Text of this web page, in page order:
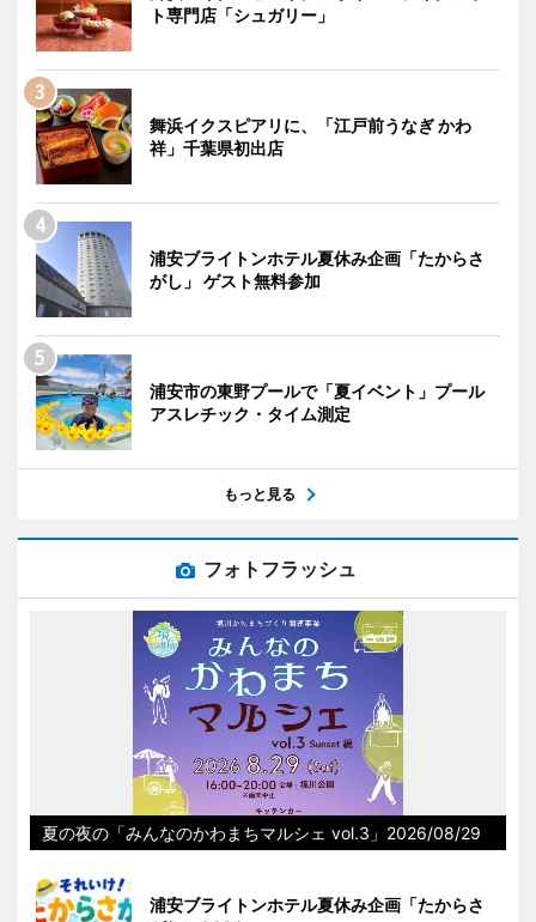
ト専門店「シュガリー」
舞浜イクスピアリに、「江戸前うなぎ かわ
祥」千葉県初出店
浦安ブライトンホテル夏休み企画「たからさ
がし」 ゲスト無料参加
浦安市の東野プールで「夏イベント」プール
アスレチック・タイム測定
もっと見る
フォトフラッシュ
夏の夜の「みんなのかわまちマルシェ vol.3」2026/08/29
浦安ブライトンホテル夏休み企画「たからさ